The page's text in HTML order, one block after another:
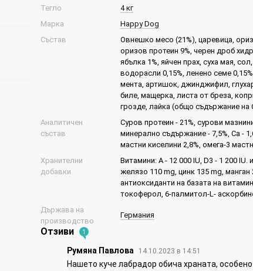
Тегло
4 кг
Марка
Happy Dog
Състав
Овнешко месо (21%), царевица,
оризов протеин 9%, черен дроб
ябълка 1%, яйчен прах, суха мая,
водорасли 0,15%, ленено семе
мента, артишок, джинджифил,
биле, мащерка, листа от бреза,
грозде, лайка (общо съдържание на
Аналитичен
състав
Суров протеин - 21%, сурови
минерално съдържание - 7,5%, Ca -
мастни киселини 2,8%, омега-3
Хранителни
добавки
Витамини: A - 12 000 IU, D3 - 1 200
желязо 110 mg, цинк 135 mg,
антиоксиданти на базата на
токоферол, 6-палмитол-L-
Държава на
производство
Германия
Отзиви 1
Румяна Павлова 14.10.2023 в 14:51
Нашето куче лабрадор обича храната,